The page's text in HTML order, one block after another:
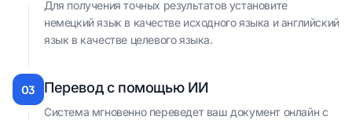
Для получения точных результатов установите
немецкий язык в качестве исходного языка и английский
язык в качестве целевого языка.
03 Перевод с помощью ИИ
Система мгновенно переведет ваш документ онлайн с